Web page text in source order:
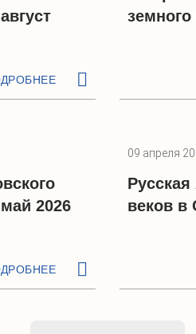
2026
09 апреля
веков